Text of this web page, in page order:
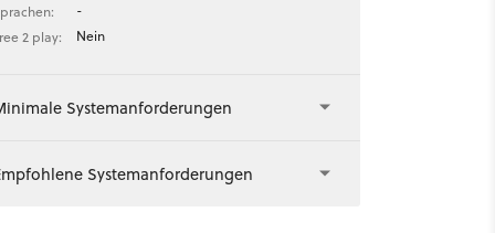
-
2 play:
Nein
Systemanforderungen
Systemanforderungen